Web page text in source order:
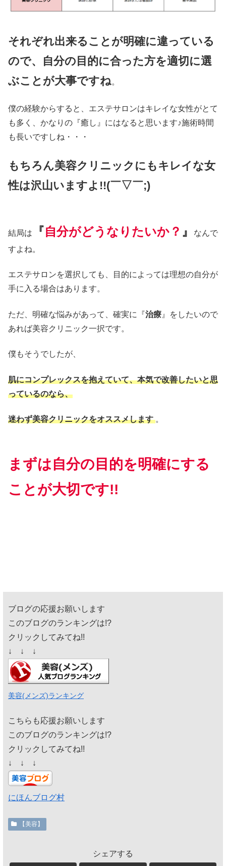
それぞれ出来ることが明確に違っている
ので、自分の目的に合った方を適切に選
ぶことが大事ですね。
僕の経験からすると、エステサロンはキレイな女性がとて
も多く、かなりの『癒し』にはなると思います♪施術時間
も長いですしね・・・
もちろん美容クリニックにもキレイな女
性は沢山いますよ!!(￣▽￣;)
結局は 『自分がどうなりたいか？ 』
なんで
すよね。
エステサロンを選択しても、目的によっては理想の自分が
手に入る場合はあります。
ただ、明確な悩みがあって、確実に『治療 』をしたいので
あれば美容クリニック一択です。
僕もそうでしたが、
肌にコンプレックスを抱えていて、本気で改善したいと思
っているのなら、
迷わず美容クリニックをオススメします 。
まずは自分の目的を明確にする
ことが大切です!!
ブログの応援お願いします
このブログのランキングは!?
クリックしてみてね!!
↓ ↓ ↓
美容(メンズ)ランキング
こちらも応援お願いします
このブログのランキングは!?
クリックしてみてね!!
↓ ↓ ↓
にほんブログ村
【美容】
シェアする